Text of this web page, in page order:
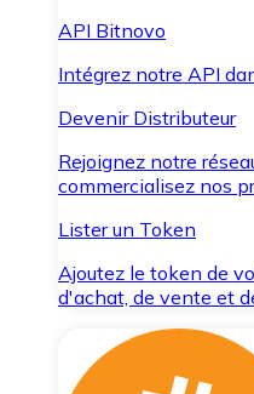
API Bitnovo
Intégrez notre API
Devenir Distributeur
Rejoignez notre
commercialisez nos
Lister un Token
Ajoutez le token de
d'achat, de vente et